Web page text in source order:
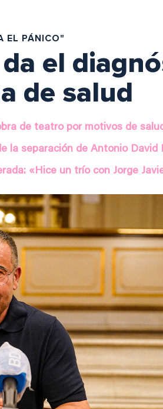
EL PÁNICO"
el
de salud
de teatro por motivos de
la separación de Antonio David
«Hice un trío con Jorge